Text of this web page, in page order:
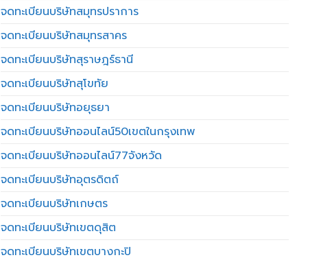
จดทะเบียนบริษัทสมุทรปราการ
จดทะเบียนบริษัทสมุทรสาคร
จดทะเบียนบริษัทสุราษฎร์ธานี
จดทะเบียนบริษัทสุโขทัย
จดทะเบียนบริษัทอยุธยา
จดทะเบียนบริษัทออนไลน์50เขตในกรุงเทพ
จดทะเบียนบริษัทออนไลน์77จังหวัด
จดทะเบียนบริษัทอุตรดิตถ์
จดทะเบียนบริษัทเกษตร
จดทะเบียนบริษัทเขตดุสิต
จดทะเบียนบริษัทเขตบางกะปิ